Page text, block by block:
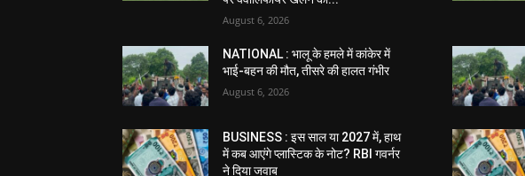
August 6, 2026
NATIONAL : भालू के हमले में कांकेर में
भाई-बहन की मौत, तीसरे की हालत गंभीर
August 6, 2026
BUSINESS : इस साल या 2027 में, हाथ
में कब आएंगे प्लास्टिक के नोट? RBI गवर्नर
ने दिया जवाब